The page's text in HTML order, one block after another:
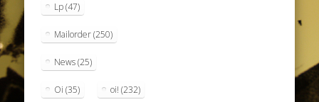
Lp(47)
Mailorder(250)
News(25)
Oi (35) oi! (232)